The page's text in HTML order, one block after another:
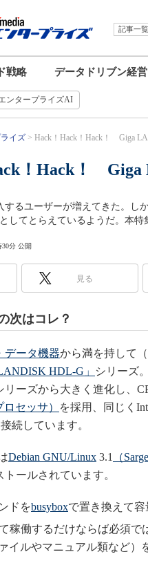
記事一覧
戦略 データドリブン経営
ンタープライズAI
イズ Hack！Hack！Hack！ Giga
！Hack！ Giga
するユーザーが増えてきた。し
してとらえているようだ。本特
30分 公開
見る
次はコレ？
データ機器から満を持して
HDL-G」
シリーズ
リーズから大きく進化し、
セッサ）
を採用、同じく
続しています。
Debian GNU/Linux 3.1 （
ールされています。
ドをbusyboxで置き換えて容
稼働するだけならば必須で
イルやマニュアル類など）